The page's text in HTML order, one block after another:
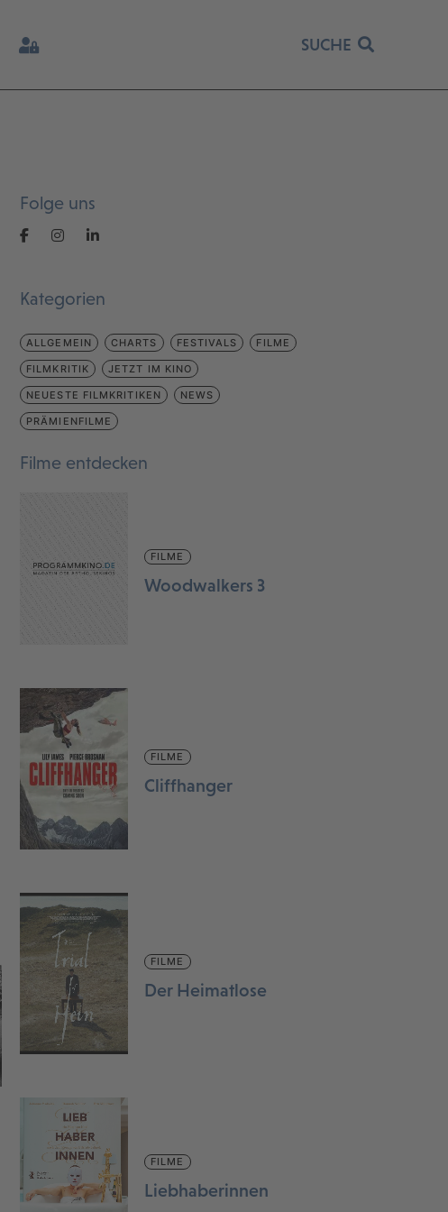
SUCHE
Folge uns
Kategorien
ALLGEMEIN CHARTS FESTIVALS FILME
FILMKRITIK JETZT IM KINO
NEUESTE FILMKRITIKEN NEWS
PRÄMIENFILME
Filme entdecken
FILME
Woodwalkers 3
FILME
Cliffhanger
FILME
Der Heimatlose
FILME
Liebhaberinnen